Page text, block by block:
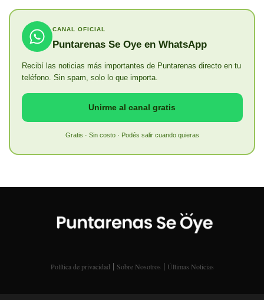
CANAL OFICIAL
Puntarenas Se Oye en WhatsApp
Recibí las noticias más importantes de Puntarenas directo en tu
teléfono. Sin spam, solo lo que importa.
Unirme al canal gratis
Gratis · Sin costo · Podés salir cuando quieras
Política de privacidad | Sobre Nosotros | Últimas Noticias